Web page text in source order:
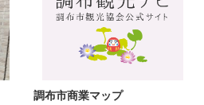
調布市商業マップ